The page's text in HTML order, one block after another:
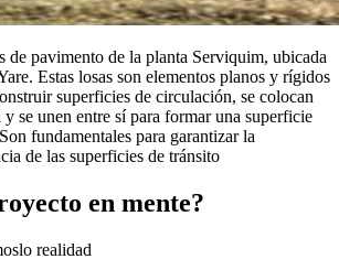
de pavimento de la planta Serviquim, ubicada
Estas losas son elementos planos y rígidos
superficies de circulación, se colocan
y se unen entre sí para formar una superficie
fundamentales para garantizar la
de las superficies de tránsito
en mente?
realidad